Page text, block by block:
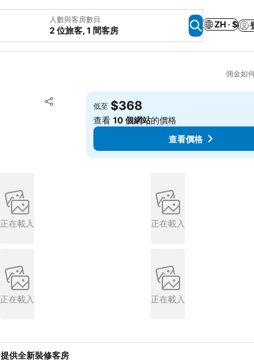
人數與客房數目
2 位旅客, 1 間客房
ZH · $
佣金如
分享
放到收藏夾
低至 $368
查看10 個網站的價格
查看價格
正在載入 正在載入
正在載入 正在載入
提供全新裝修客房